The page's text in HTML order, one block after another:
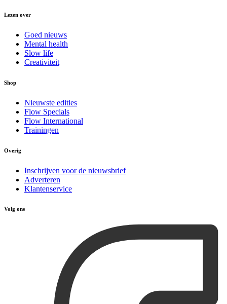
Lezen over
Goed nieuws
Mental health
Slow life
Creativiteit
Shop
Nieuwste edities
Flow Specials
Flow International
Trainingen
Overig
Inschrijven voor de nieuwsbrief
Adverteren
Klantenservice
Volg ons